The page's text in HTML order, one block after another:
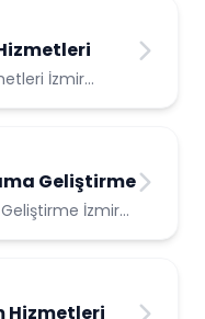
Geliştirme
Hizmetleri